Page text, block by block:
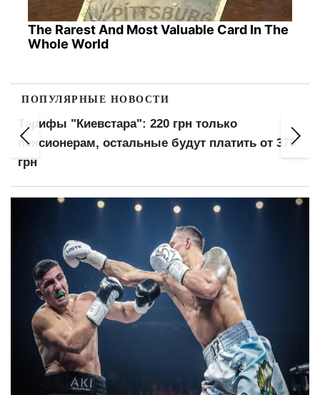
The Rarest And Most Valuable Card In The
Whole World
ПОПУЛЯРНЫЕ НОВОСТИ
Более 1200 тонн пищи уничтожено ударом
россиян: мука, растительное масло и
консервы — что исчезнет с полок